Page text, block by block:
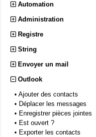
Automation
Administration
Registre
String
Envoyer un mail
Outlook
• Ajouter des contacts
• Déplacer les messages
• Enregistrer pièces jointes
• Est ouvert ?
• Exporter les contacts